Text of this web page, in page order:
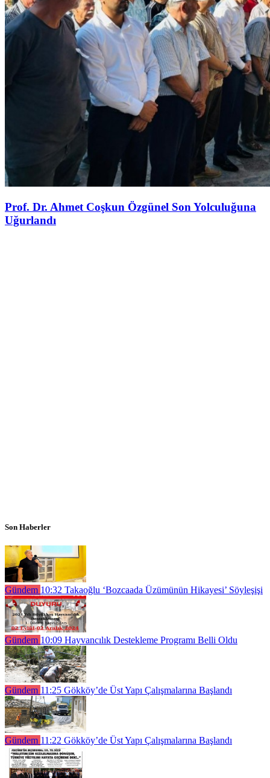
Prof. Dr. Ahmet Coşkun Özgünel Son Yolculuğuna
Uğurlandı
Son Haberler
Gündem 10:32 Takaoğlu ‘Bozcaada Üzümünün Hikayesi’ Söyleşişi
Gündem 10:09 Hayvancılık Destekleme Programı Belli Oldu
Gündem 11:25 Gökköy’de Üst Yapı Çalışmalarına Başlandı
Gündem 11:22 Gökköy’de Üst Yapı Çalışmalarına Başlandı